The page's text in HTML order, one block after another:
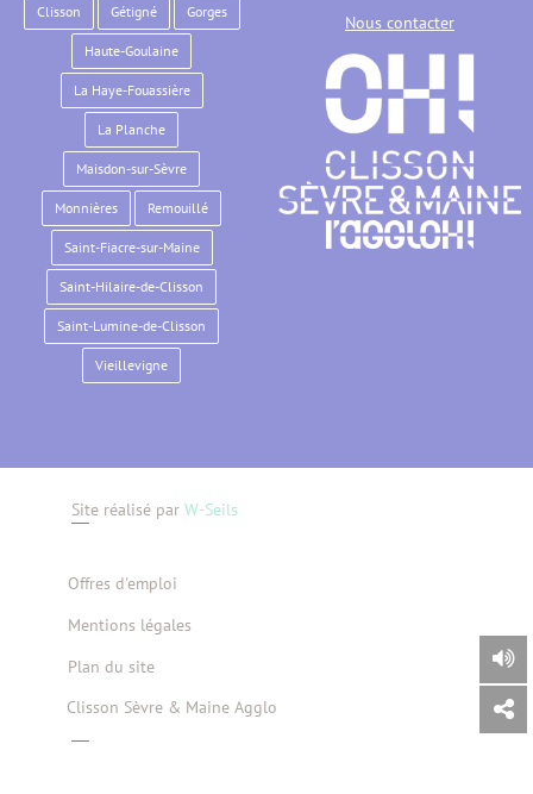
Clisson Gétigné Gorges
Haute-Goulaine
La Haye-Fouassière
La Planche
Maisdon-sur-Sèvre
Monnières Remouillé
Saint-Fiacre-sur-Maine
Saint-Hilaire-de-Clisson
Saint-Lumine-de-Clisson
Vieillevigne
Nous contacter
Site réalisé par W-Seils
Offres d'emploi
Mentions légales
Plan du site
Clisson Sèvre & Maine Agglo